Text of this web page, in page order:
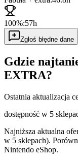
100%:57h
Zgłoś błędne dane
Gdzie
EXTRA?
Ostatnia aktualizacja
dostępność w 5
Najniższa aktualna
w 5 sklepach).
Nintendo eShop.